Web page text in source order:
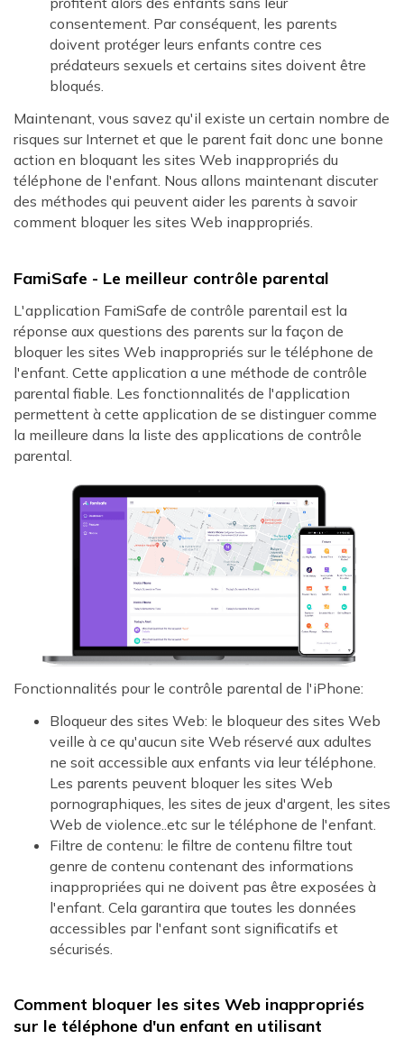
consentement. Par conséquent, les parents
doivent protéger leurs enfants contre ces
prédateurs sexuels et certains sites doivent être
bloqués.
Maintenant, vous savez qu'il existe un certain nombre de
risques sur Internet et que le parent fait donc une bonne
action en bloquant les sites Web inappropriés du
téléphone de l'enfant. Nous allons maintenant discuter
des méthodes qui peuvent aider les parents à savoir
comment bloquer les sites Web inappropriés.
FamiSafe - Le meilleur contrôle parental
L'application FamiSafe de contrôle parentail est la
réponse aux questions des parents sur la façon de
bloquer les sites Web inappropriés sur le téléphone de
l'enfant. Cette application a une méthode de contrôle
parental fiable. Les fonctionnalités de l'application
permettent à cette application de se distinguer comme
la meilleure dans la liste des applications de contrôle
parental.
Fonctionnalités pour le contrôle parental de l'iPhone:
Bloqueur des sites Web: le bloqueur des sites Web
veille à ce qu'aucun site Web réservé aux adultes
ne soit accessible aux enfants via leur téléphone.
Les parents peuvent bloquer les sites Web
pornographiques, les sites de jeux d'argent, les sites
Web de violence..etc sur le téléphone de l'enfant.
Filtre de contenu: le filtre de contenu filtre tout
genre de contenu contenant des informations
inappropriées qui ne doivent pas être exposées à
l'enfant. Cela garantira que toutes les données
accessibles par l'enfant sont significatifs et
sécurisés.
Comment bloquer les sites Web inappropriés
sur le téléphone d'un enfant en utilisant